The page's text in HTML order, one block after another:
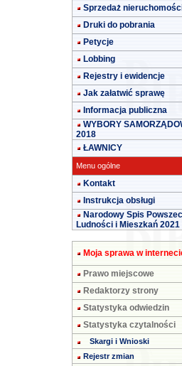
Sprzedaż
Druki do pobrania
Petycje
Lobbing
Rejestry i ewidencje
Jak załatwić sprawę
Informacja publiczna
WYBORY
2018
ŁAWNICY
Menu ogólne
Kontakt
Instrukcja obsługi
Narodowy Spis
Ludności i Mieszkań 2021
Moja sprawa w
Prawo miejscowe
Redaktorzy strony
Statystyka odwiedzin
Statystyka czytalności
Skargi i Wnioski
Rejestr zmian